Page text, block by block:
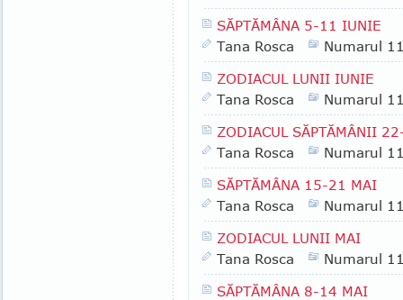
SĂPTĂMÂNA 5-11 IUNIE
Tana Rosca
Numarul
ZODIACUL LUNII IUNIE
Tana Rosca
Numarul
ZODIACUL SĂPTĂMÂNII
Tana Rosca
Numarul
SĂPTĂMÂNA 15-21 MAI
Tana Rosca
Numarul
ZODIACUL LUNII MAI
Tana Rosca
Numarul
SĂPTĂMÂNA 8-14 MAI